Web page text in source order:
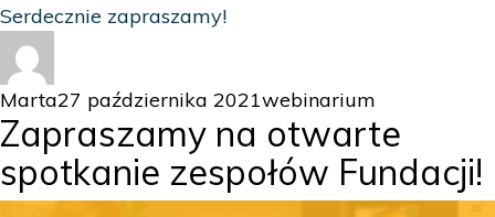
Serdecznie zapraszamy!
Autor
MartaData
publikacji
27 października 2021Kategorie
webinarium
Zapraszamy na otwarte
spotkanie zespołów Fundacji!